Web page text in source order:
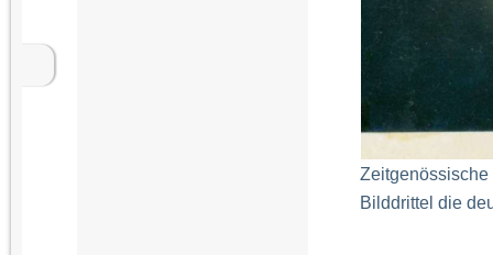
Zeitgenössische
Bilddrittel die